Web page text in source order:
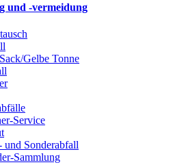
und -vermeidung
Gelbe Tonne
Service
und Sonderabfall
Sammlung